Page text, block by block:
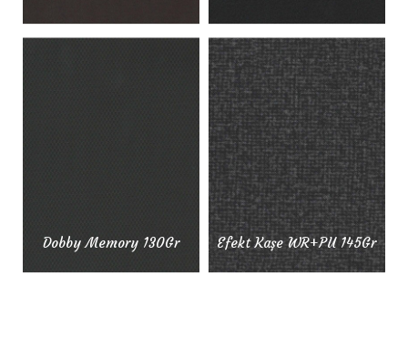
Dobby Memory 130Gr Efekt Kaşe WR+PU 145Gr